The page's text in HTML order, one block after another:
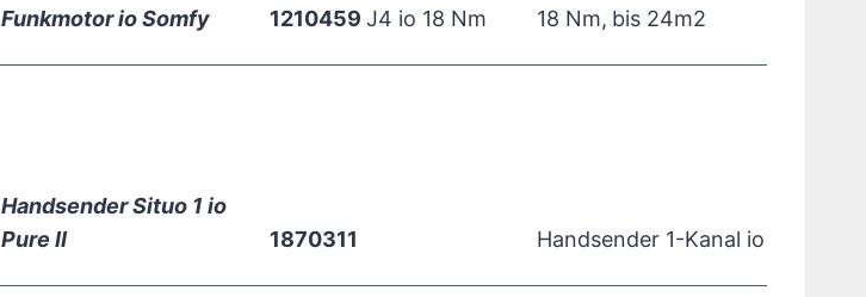
Funkmotor io Somfy
1210459 J4 io 18 Nm
18 Nm, bis 24m2
Handsender Situo 1 io
Pure II
1870311 Handsender 1-Kanal io